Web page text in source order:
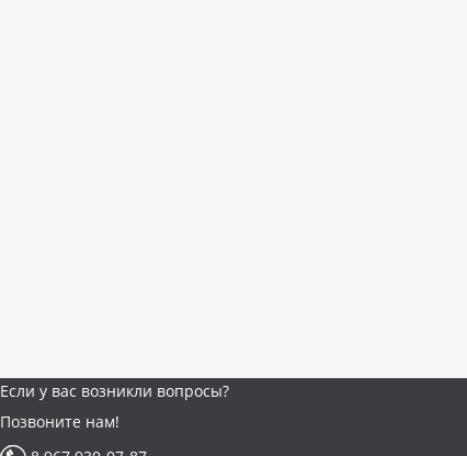
Если у вас возникли вопросы?
Позвоните нам!